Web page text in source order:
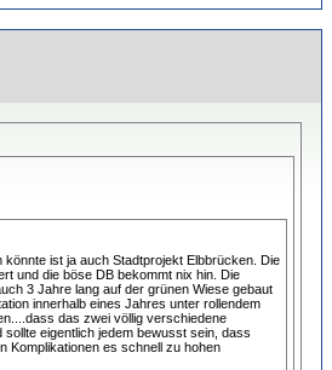
könnte ist ja auch Stadtprojekt Elbbrücken. Die
und die böse DB bekommt nix hin. Die
3 Jahre lang auf der grünen Wiese gebaut
innerhalb eines Jahres unter rollendem
das zwei völlig verschiedene
sollte eigentlich jedem bewusst sein, dass
Komplikationen es schnell zu hohen